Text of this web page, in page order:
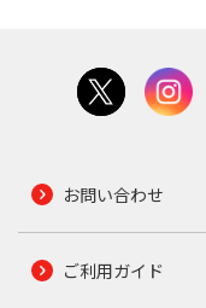
お問い合わせ
ご利用ガイド